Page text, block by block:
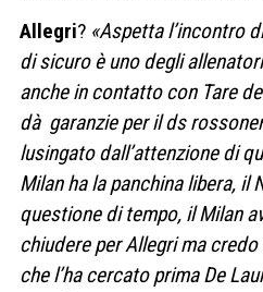
Allegri? «Aspetta l’incontro
di sicuro è uno degli
anche in contatto con Tare
dà garanzie per il ds
lusingato dall’attenzione di
Milan ha la panchina libera, il
questione di tempo, il Milan
chiudere per Allegri ma
che l’ha cercato prima De